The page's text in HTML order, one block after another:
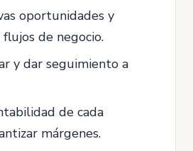
oportunidades y
de negocio.
y dar seguimiento a
de cada
márgenes.